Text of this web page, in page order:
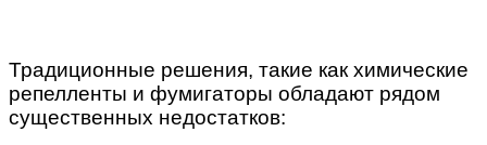
Традиционные решения, такие как химические
репелленты и фумигаторы обладают рядом
существенных недостатков: